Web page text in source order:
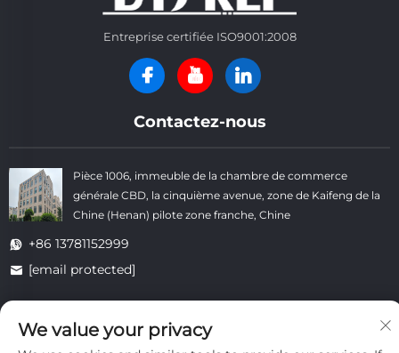
Entreprise certifiée ISO9001:2008
Contactez-nous
Pièce 1006, immeuble de la chambre de commerce
générale CBD, la cinquième avenue, zone de Kaifeng de la
Chine (Henan) pilote zone franche, Chine
+86 13781152999
[email protected]
Droits d'auteur © Kaifeng Datong Refractories Co., Ltd Tous droits
We value your privacy